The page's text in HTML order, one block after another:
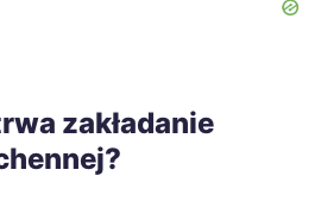
zakładanie